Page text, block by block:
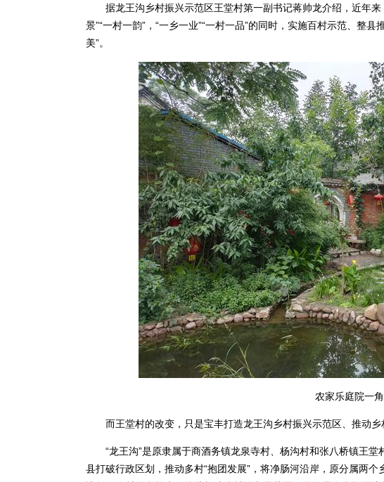
据龙王沟乡村振兴示范区王堂村第一副书记蒋帅龙介绍，近年来
景”“一村一韵”，“一乡一业”“一村一品”的同时，实施百村示范、整县
美”。
农家乐庭院一角
而王堂村的改变，只是宝丰打造龙王沟乡村振兴示范区、推动乡
“龙王沟”是原隶属于商酒务镇龙泉寺村、杨沟村和张八桥镇王堂
县打破行政区划，推动多村“抱团发展”，将净肠河沿岸，原分属两